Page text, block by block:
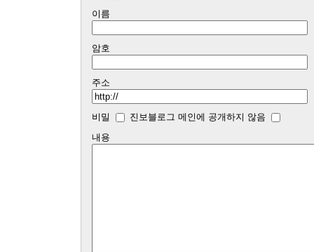
이름
암호
주소
비밀
진보블로그 메인에 공개하지 않음
내용